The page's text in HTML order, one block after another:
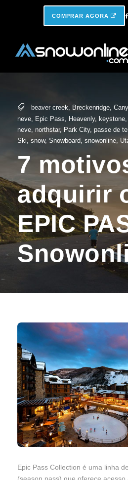
COMPRAR AGORA
beaver creek, Breckenridge,
neve Epic Pass Heavenly, keystone
neve northstar, Park City, passe de
Ski snow, Snowboard snowonline
7
adquirir
EPIC
Epic Pass Collection é uma linha
(season pass) que oferece